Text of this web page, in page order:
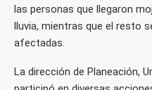
las personas que llegaron
lluvia, mientras que el resto
afectadas.
La dirección de Planeación,